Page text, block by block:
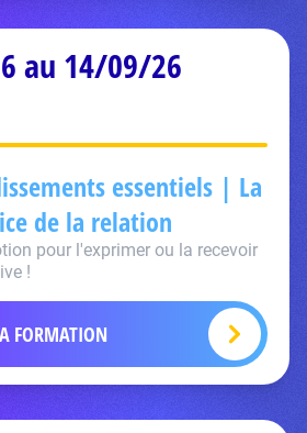
au 14/09/26
essentiels | La
de la relation
pour l'exprimer ou la recevoir
!
FORMATION